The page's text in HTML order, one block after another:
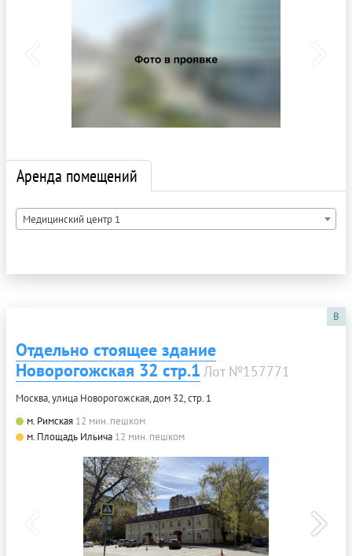
Аренда помещений
Медицинский центр 1
B
Отдельно стоящее здание
Новорогожская 32 стр.1 Лот №157771
Москва, улица Новорогожская, дом 32, стр. 1
м. Римская 12 мин. пешком
м. Площадь Ильича 12 мин. пешком